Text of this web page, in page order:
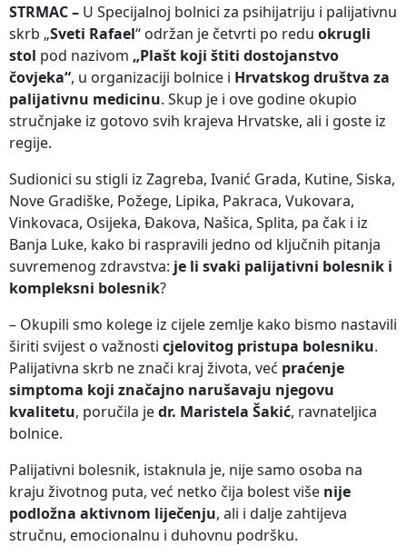
STRMAC – U Specijalnoj bolnici za psihijatriju i palijativnu
skrb „Sveti Rafael“ održan je četvrti po redu okrugli
stol pod nazivom „Plašt koji štiti dostojanstvo
čovjeka“, u organizaciji bolnice i Hrvatskog društva za
palijativnu medicinu. Skup je i ove godine okupio
stručnjake iz gotovo svih krajeva Hrvatske, ali i goste iz
regije.
Sudionici su stigli iz Zagreba, Ivanić Grada, Kutine, Siska,
Nove Gradiške, Požege, Lipika, Pakraca, Vukovara,
Vinkovaca, Osijeka, Đakova, Našica, Splita, pa čak i iz
Banja Luke, kako bi raspravili jedno od ključnih pitanja
suvremenog zdravstva: je li svaki palijativni bolesnik i
kompleksni bolesnik?
– Okupili smo kolege iz cijele zemlje kako bismo nastavili
širiti svijest o važnosti cjelovitog pristupa bolesniku.
Palijativna skrb ne znači kraj života, već praćenje
simptoma koji značajno narušavaju njegovu
kvalitetu, poručila jedr. Maristela Šakić, ravnateljica
bolnice.
Palijativni bolesnik, istaknula je, nije samo osoba na
kraju životnog puta, već netko čija bolest više nije
podložna aktivnom liječenju, ali i dalje zahtijeva
stručnu, emocionalnu i duhovnu podršku.